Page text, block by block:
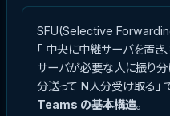
SFU(Selective
「 中央に中継サーバを置き
サーバが必要な人に振り分
分送って N人分受け取る」
Teams の基本構造。